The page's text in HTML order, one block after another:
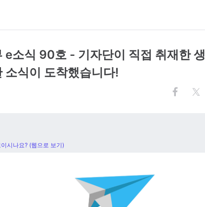
e소식 90호 - 기자단이 직접 취재한
소식이 도착했습니다!
시나요? (웹으로 보기)